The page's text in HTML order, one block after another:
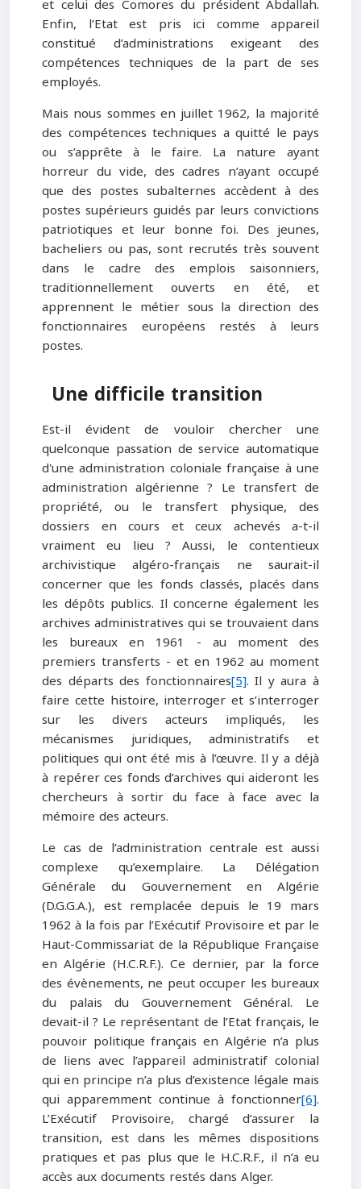
et celui des Comores du président Abdallah.
Enfin, l’Etat est pris ici comme appareil
constitué d’administrations exigeant des
compétences techniques de la part de ses
employés.
Mais nous sommes en juillet 1962, la majorité
des compétences techniques a quitté le pays
ou s’apprête à le faire. La nature ayant
horreur du vide, des cadres n’ayant occupé
que des postes subalternes accèdent à des
postes supérieurs guidés par leurs convictions
patriotiques et leur bonne foi. Des jeunes,
bacheliers ou pas, sont recrutés très souvent
dans le cadre des emplois saisonniers,
traditionnellement ouverts en été, et
apprennent le métier sous la direction des
fonctionnaires européens restés à leurs
postes.
Une difficile transition
Est-il évident de vouloir chercher une
quelconque passation de service automatique
d'une administration coloniale française à une
administration algérienne ? Le transfert de
propriété, ou le transfert physique, des
dossiers en cours et ceux achevés a-t-il
vraiment eu lieu ? Aussi, le contentieux
archivistique algéro-français ne saurait-il
concerner que les fonds classés, placés dans
les dépôts publics. Il concerne également les
archives administratives qui se trouvaient dans
les bureaux en 1961 - au moment des
premiers transferts - et en 1962 au moment
des départs des fonctionnaires[5]. Il y aura à
faire cette histoire, interroger et s’interroger
sur les divers acteurs impliqués, les
mécanismes juridiques, administratifs et
politiques qui ont été mis à l’œuvre. Il y a déjà
à repérer ces fonds d’archives qui aideront les
chercheurs à sortir du face à face avec la
mémoire des acteurs.
Le cas de l’administration centrale est aussi
complexe qu’exemplaire. La Délégation
Générale du Gouvernement en Algérie
(D.G.G.A.), est remplacée depuis le 19 mars
1962 à la fois par l’Exécutif Provisoire et par le
Haut-Commissariat de la République Française
en Algérie (H.C.R.F.). Ce dernier, par la force
des évènements, ne peut occuper les bureaux
du palais du Gouvernement Général. Le
devait-il ? Le représentant de l’Etat français, le
pouvoir politique français en Algérie n’a plus
de liens avec l’appareil administratif colonial
qui en principe n’a plus d’existence légale mais
qui apparemment continue à fonctionner[6].
L’Exécutif Provisoire, chargé d’assurer la
transition, est dans les mêmes dispositions
pratiques et pas plus que le H.C.R.F., il n’a eu
accès aux documents restés dans Alger.